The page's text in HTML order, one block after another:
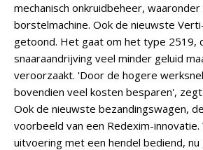
mechanisch onkruidbeheer,
borstelmachine. Ook de nieuwste
getoond. Het gaat om het type 2519,
snaaraandrijving veel minder geluid
veroorzaakt. 'Door de hogere
bovendien veel kosten besparen', zegt
Ook de nieuwste bezandingswagen,
voorbeeld van een Redexim-
uitvoering met een hendel bediend,